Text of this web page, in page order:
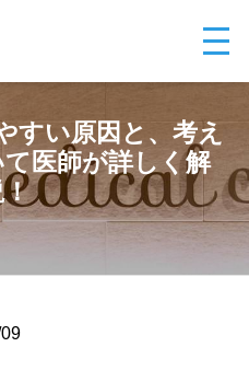
説！
すい原因と、考え
医師が詳しく解